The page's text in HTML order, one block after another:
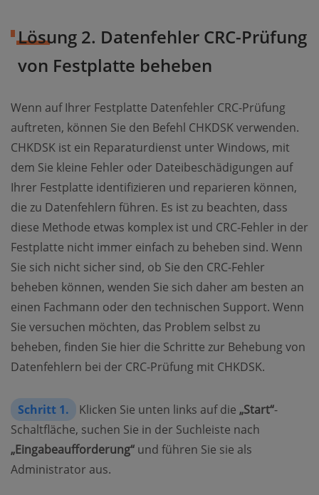
Lösung 2. Datenfehler CRC-Prüfung
von Festplatte beheben
Wenn auf Ihrer Festplatte Datenfehler CRC-Prüfung
auftreten, können Sie den Befehl CHKDSK verwenden.
CHKDSK ist ein Reparaturdienst unter Windows, mit
dem Sie kleine Fehler oder Dateibeschädigungen auf
Ihrer Festplatte identifizieren und reparieren können,
die zu Datenfehlern führen. Es ist zu beachten, dass
diese Methode etwas komplex ist und CRC-Fehler in der
Festplatte nicht immer einfach zu beheben sind. Wenn
Sie sich nicht sicher sind, ob Sie den CRC-Fehler
beheben können, wenden Sie sich daher am besten an
einen Fachmann oder den technischen Support. Wenn
Sie versuchen möchten, das Problem selbst zu
beheben, finden Sie hier die Schritte zur Behebung von
Datenfehlern bei der CRC-Prüfung mit CHKDSK.
Schritt 1. Klicken Sie unten links auf die „Start“-
Schaltfläche, suchen Sie in der Suchleiste nach
„Eingabeaufforderung“ und führen Sie sie als
Administrator aus.